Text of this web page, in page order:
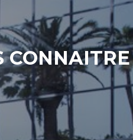
CONNAITRE